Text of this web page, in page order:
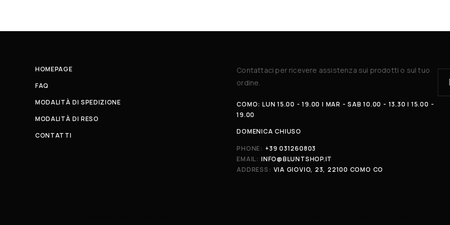
HOMEPAGE
FAQ
MODALITÀ DI SPEDIZIONE
MODALITÀ DI RESO
CONTATTI
Contattaci per ricevere assistenza sui prodotti o sul tuo
ordine.
COMO: LUN 15.00 - 19.00 | MAR - SAB 10.00 - 13.30 | 15.00 -
19.00
DOMENICA CHIUSO
PHONE: +39 031260803
EMAIL: INFO@BLUNTSHOP.IT
ADDRESS: VIA GIOVIO, 23, 22100 COMO CO